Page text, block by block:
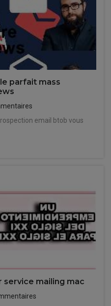
parfait mass
email btob vous
service mailing mac